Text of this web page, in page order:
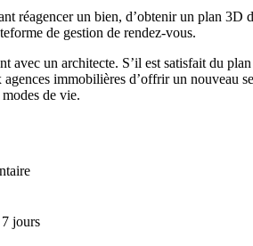
un bien, d’obtenir un plan 3D
de gestion de rendez-vous.
avec un architecte. S’il est satisfait du
immobilières d’offrir un nouveau
de vie.
jours